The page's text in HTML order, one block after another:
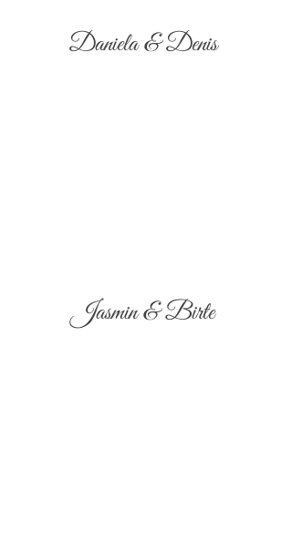
Daniela & Denis
Jasmin & Birte